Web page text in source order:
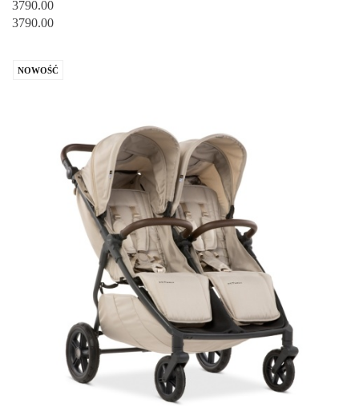
3790.00
3790.00
NOWOŚĆ